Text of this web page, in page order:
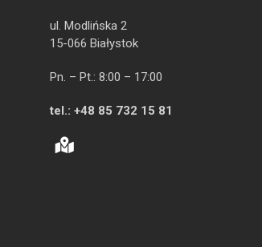
ul. Modlińska 2
15-066 Białystok
Pn. – Pt.: 8:00 – 17:00
tel.: +48 85 732 15 81